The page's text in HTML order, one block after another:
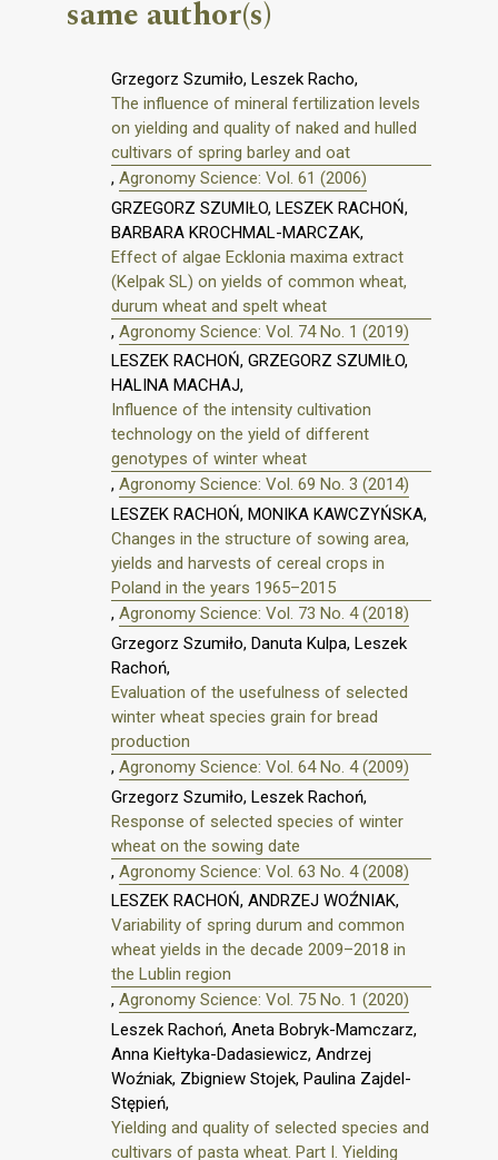
same author(s)
Grzegorz Szumiło, Leszek Racho,
The influence of mineral fertilization levels
on yielding and quality of naked and hulled
cultivars of spring barley and oat
, Agronomy Science: Vol. 61 (2006)
GRZEGORZ SZUMIŁO, LESZEK RACHOŃ,
BARBARA KROCHMAL-MARCZAK,
Effect of algae Ecklonia maxima extract
(Kelpak SL) on yields of common wheat,
durum wheat and spelt wheat
, Agronomy Science: Vol. 74 No. 1 (2019)
LESZEK RACHOŃ, GRZEGORZ SZUMIŁO,
HALINA MACHAJ,
Influence of the intensity cultivation
technology on the yield of different
genotypes of winter wheat
, Agronomy Science: Vol. 69 No. 3 (2014)
LESZEK RACHOŃ, MONIKA KAWCZYŃSKA,
Changes in the structure of sowing area,
yields and harvests of cereal crops in
Poland in the years 1965–2015
, Agronomy Science: Vol. 73 No. 4 (2018)
Grzegorz Szumiło, Danuta Kulpa, Leszek
Rachoń,
Evaluation of the usefulness of selected
winter wheat species grain for bread
production
, Agronomy Science: Vol. 64 No. 4 (2009)
Grzegorz Szumiło, Leszek Rachoń,
Response of selected species of winter
wheat on the sowing date
, Agronomy Science: Vol. 63 No. 4 (2008)
LESZEK RACHOŃ, ANDRZEJ WOŹNIAK,
Variability of spring durum and common
wheat yields in the decade 2009–2018 in
the Lublin region
, Agronomy Science: Vol. 75 No. 1 (2020)
Leszek Rachoń, Aneta Bobryk-Mamczarz,
Anna Kiełtyka-Dadasiewicz, Andrzej
Woźniak, Zbigniew Stojek, Paulina Zajdel-
Stępień,
Yielding and quality of selected species and
cultivars of pasta wheat. Part I. Yielding